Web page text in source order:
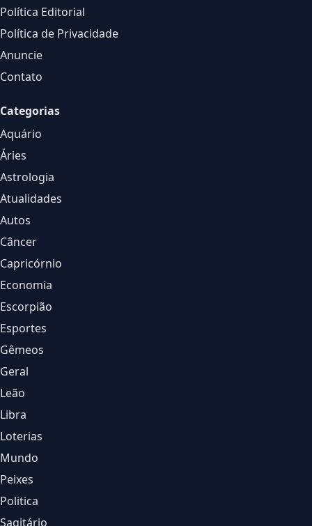
Política Editorial
Política de Privacidade
Anuncie
Contato
Categorias
Aquário
Áries
Astrologia
Atualidades
Autos
Câncer
Capricórnio
Economia
Escorpião
Esportes
Gêmeos
Geral
Leão
Libra
Loterias
Mundo
Peixes
Politica
Sagitário